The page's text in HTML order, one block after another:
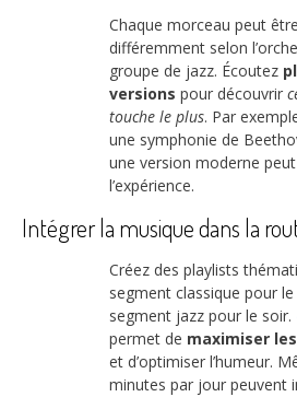
Chaque morceau peut
différemment selon
groupe de jazz. Écoutez
versions pour découvrir
touche le plus. Par
une symphonie de
une version moderne
l’expérience.
Intégrer la musique dans la
Créez des playlists
segment classique pour
segment jazz pour le soir.
permet de maximiser
et d’optimiser l’humeur.
minutes par jour peuvent